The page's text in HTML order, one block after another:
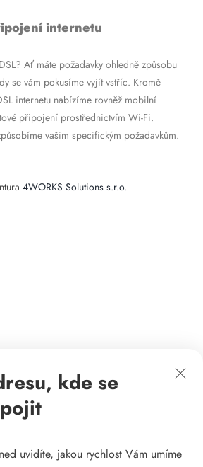
internetu
Ať máte požadavky ohledně způsobu
se vám pokusíme vyjít vstříc. Kromě
internetu nabízíme rovněž mobilní
připojení prostřednictvím Wi-Fi.
vašim specifickým požadavkům.
4WORKS Solutions s.r.o.
kde se
uvidíte, jakou rychlost Vám umíme